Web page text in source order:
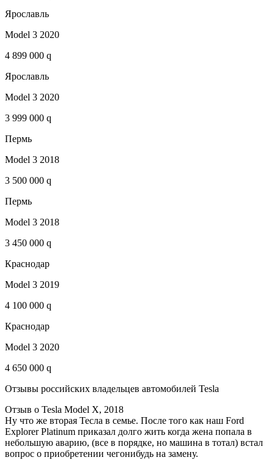
Ярославль
Model 3 2020
4 899 000 q
Ярославль
Model 3 2020
3 999 000 q
Пермь
Model 3 2018
3 500 000 q
Пермь
Model 3 2018
3 450 000 q
Краснодар
Model 3 2019
4 100 000 q
Краснодар
Model 3 2020
4 650 000 q
Отзывы российских владельцев автомобилей Tesla
Отзыв о Tesla Model X, 2018
Ну что же вторая Тесла в семье. После того как наш Ford
Explorer Platinum приказал долго жить когда жена попала в
небольшую аварию, (все в порядке, но машина в тотал) встал
вопрос о приобретении чегонибудь на замену.